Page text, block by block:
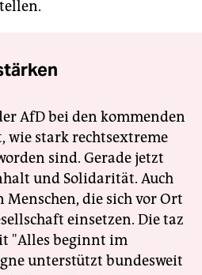
AfD bei den kommenden
wie stark rechtsextreme
sind. Gerade jetzt
und Solidarität. Auch
die sich vor Ort
einsetzen. Die taz
"Alles beginnt im
unterstützt bundesweit